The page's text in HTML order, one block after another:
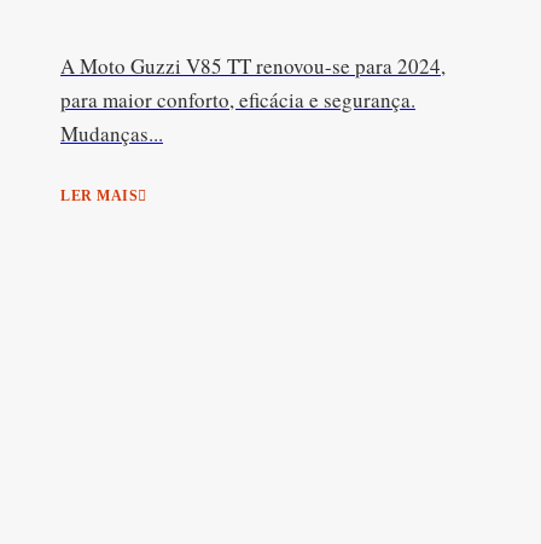
A Moto Guzzi V85 TT renovou-se para 2024,
para maior conforto, eficácia e segurança.
Mudanças...
LER MAIS